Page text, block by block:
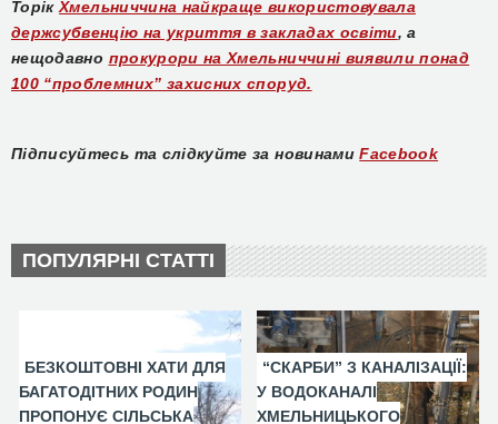
ТорікХмельниччина найкраще використовувала
держсубвенцію на укриття в закладах освіти, а
нещодавно прокурори на Хмельниччині виявили понад
100 “проблемних” захисних споруд.
Підписуйтесь та слідкуйте за новинами Facebook
ПОПУЛЯРНІ СТАТТІ
БЕЗКОШТОВНІ ХАТИ ДЛЯ
БАГАТОДІТНИХ РОДИН
ПРОПОНУЄ СІЛЬСЬКА
“СКАРБИ” З КАНАЛІЗАЦІЇ:
У ВОДОКАНАЛІ
ХМЕЛЬНИЦЬКОГО